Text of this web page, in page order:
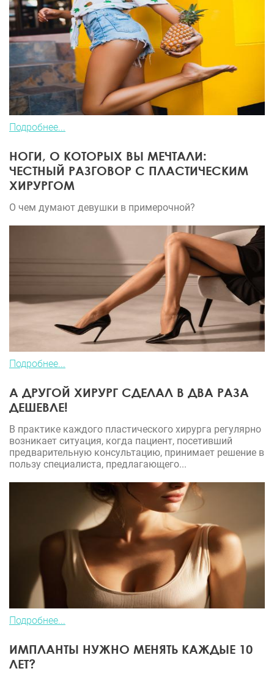
Подробнее...
НОГИ, О КОТОРЫХ ВЫ МЕЧТАЛИ:
ЧЕСТНЫЙ РАЗГОВОР С ПЛАСТИЧЕСКИМ
ХИРУРГОМ
О чем думают девушки в примерочной?
Подробнее...
А ДРУГОЙ ХИРУРГ СДЕЛАЛ В ДВА РАЗА
ДЕШЕВЛЕ!
В практике каждого пластического хирурга регулярно
возникает ситуация, когда пациент, посетивший
предварительную консультацию, принимает решение в
пользу специалиста, предлагающего...
Подробнее...
ИМПЛАНТЫ НУЖНО МЕНЯТЬ КАЖДЫЕ 10
ЛЕТ?